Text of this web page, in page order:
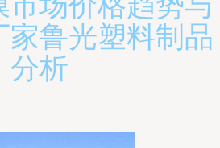
家鲁光塑料制品
分析